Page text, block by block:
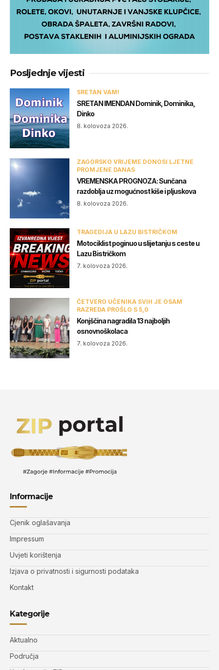
Posljednje vijesti
SRETAN VAM!
SRETAN IMENDAN Dominik, Dominika,
Dinko
8. kolovoza 2026.
ZAGORSKO VRIJEME DONOSI LJETNE
PROMJENE DANAS
VREMENSKA PROGNOZA: Sunčana
razdoblja uz mogućnost kiše i pljuskova
8. kolovoza 2026.
TRAGEDIJA U LAZU BISTRIČKOM
Motociklist poginuo u slijetanju s ceste u
Lazu Bistričkom
7. kolovoza 2026.
ČETVERO UČENIKA SVIH JE OSAM
RAZREDA PROŠLO S 5,0
Konjščina nagradila 13 najboljih
osnovnoškolaca
7. kolovoza 2026.
Informacije
Cjenik oglašavanja
Impressum
Uvjeti korištenja
Izjava o privatnosti i sigurnosti podataka
Kontakt
Kategorije
Aktualno
Područja